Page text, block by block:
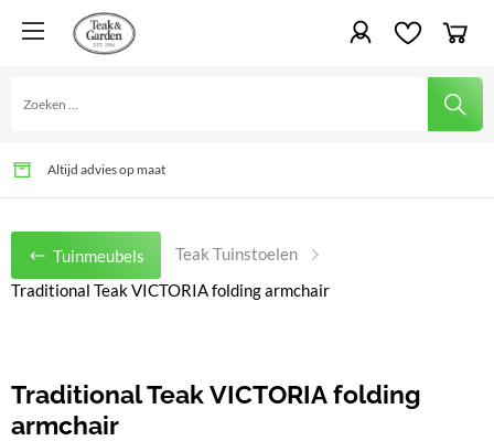
Al generaties lang tuinplezier
Alles gemonteerd geleverd, tot in uw tuin
Altijd advies op maat
Tuinmeubels
Teak Tuinstoelen
Traditional Teak VICTORIA folding armchair
Traditional Teak VICTORIA folding
armchair